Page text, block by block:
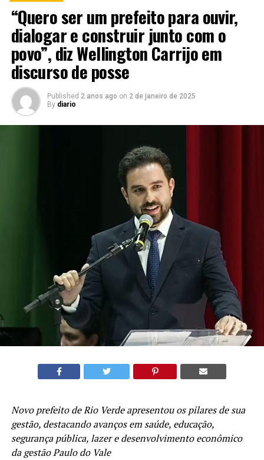
“Quero ser um prefeito para ouvir,
dialogar e construir junto com o
povo”, diz Wellington Carrijo em
discurso de posse
Published 2 anos ago on 2 de janeiro de 2025
By diario
Novo prefeito de Rio Verde apresentou os pilares de sua
gestão, destacando avanços em saúde, educação,
segurança pública, lazer e desenvolvimento econômico
da gestão Paulo do Vale